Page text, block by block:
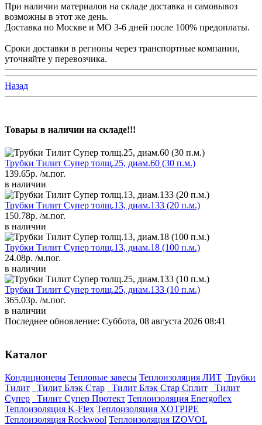
При наличии материалов на складе доставка и самовывоз
возможны в этот же день.
Доставка по Москве и МО 3-6 дней после 100% предоплаты.
Сроки доставки в регионы через транспортные компании,
уточняйте у перевозчика.
Назад
Товары в наличии на складе!!!
Трубки Тилит Супер толщ.25, диам.60 (30 п.м.)
139.65р. /м.пог.
в наличии
Трубки Тилит Супер толщ.13, диам.133 (20 п.м.)
150.78р. /м.пог.
в наличии
Трубки Тилит Супер толщ.13, диам.18 (100 п.м.)
24.08р. /м.пог.
в наличии
Трубки Тилит Супер толщ.25, диам.133 (10 п.м.)
365.03р. /м.пог.
в наличии
Последнее обновление: Суббота, 08 августа 2026 08:41
Каталог
Кондиционеры Тепловые завесы Теплоизоляция ЛИТ Трубки
Тилит
Тилит Блэк Стар Тилит Блэк Стар Сплит
Тилит
Супер
Тилит Супер Протект Теплоизоляция Energoflex
Теплоизоляция K-Flex Теплоизоляция XOTPIPE
Теплоизоляция Rockwool Теплоизоляция IZOVOL